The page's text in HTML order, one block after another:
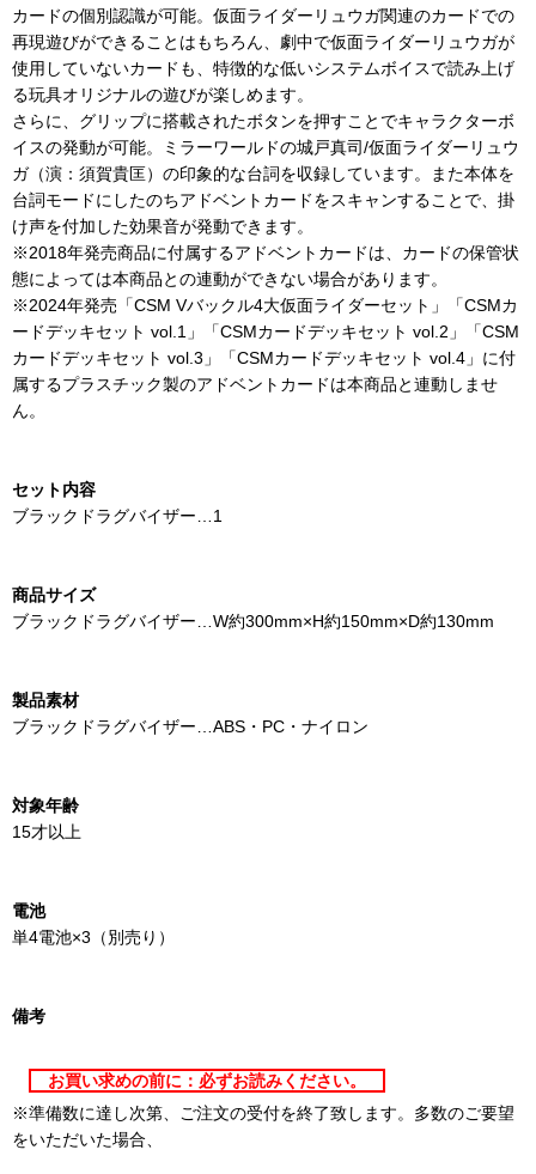
カードの個別認識が可能。仮面ライダーリュウガ関連のカードでの
再現遊びができることはもちろん、劇中で仮面ライダーリュウガが
使用していないカードも、特徴的な低いシステムボイスで読み上げ
る玩具オリジナルの遊びが楽しめます。
さらに、グリップに搭載されたボタンを押すことでキャラクターボ
イスの発動が可能。ミラーワールドの城戸真司/仮面ライダーリュウ
ガ（演：須賀貴匡）の印象的な台詞を収録しています。また本体を
台詞モードにしたのちアドベントカードをスキャンすることで、掛
け声を付加した効果音が発動できます。
※2018年発売商品に付属するアドベントカードは、カードの保管状
態によっては本商品との連動ができない場合があります。
※2024年発売「CSM Vバックル4大仮面ライダーセット」「CSMカ
ードデッキセット vol.1」「CSMカードデッキセット vol.2」「CSM
カードデッキセット vol.3」「CSMカードデッキセット vol.4」に付
属するプラスチック製のアドベントカードは本商品と連動しませ
ん。
セット内容
ブラックドラグバイザー…1
商品サイズ
ブラックドラグバイザー…W約300mm×H約150mm×D約130mm
製品素材
ブラックドラグバイザー…ABS・PC・ナイロン
対象年齢
15才以上
電池
単4電池×3（別売り）
備考
お買い求めの前に：必ずお読みください。
※準備数に達し次第、ご注文の受付を終了致します。多数のご要望
をいただいた場合、